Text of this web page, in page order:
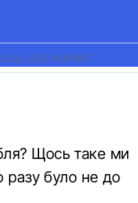
USS HORNET
Щось таке ми
разу було не до